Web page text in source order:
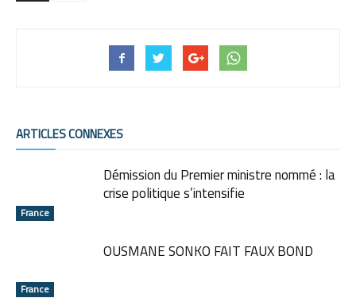
ARTICLES CONNEXES
France
Démission du Premier ministre nommé : la
crise politique s’intensifie
France
OUSMANE SONKO FAIT FAUX BOND